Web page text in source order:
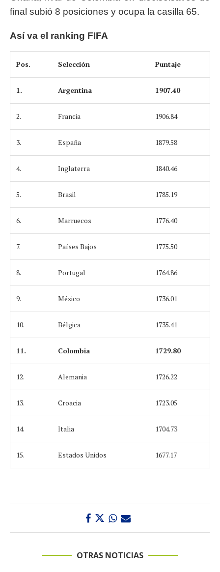
final subió 8 posiciones y ocupa la casilla 65.
Así va el ranking FIFA
Pos. Selección Puntaje
1. Argentina 1907.40
2. Francia 1906.84
3. España 1879.58
4. Inglaterra 1840.46
5. Brasil 1785.19
6. Marruecos 1776.40
7. Países Bajos 1775.50
8. Portugal 1764.86
9. México 1736.01
10. Bélgica 1735.41
11. Colombia 1729.80
12. Alemania 1726.22
13. Croacia 1723.05
14. Italia 1704.73
15. Estados Unidos 1677.17
OTRAS NOTICIAS